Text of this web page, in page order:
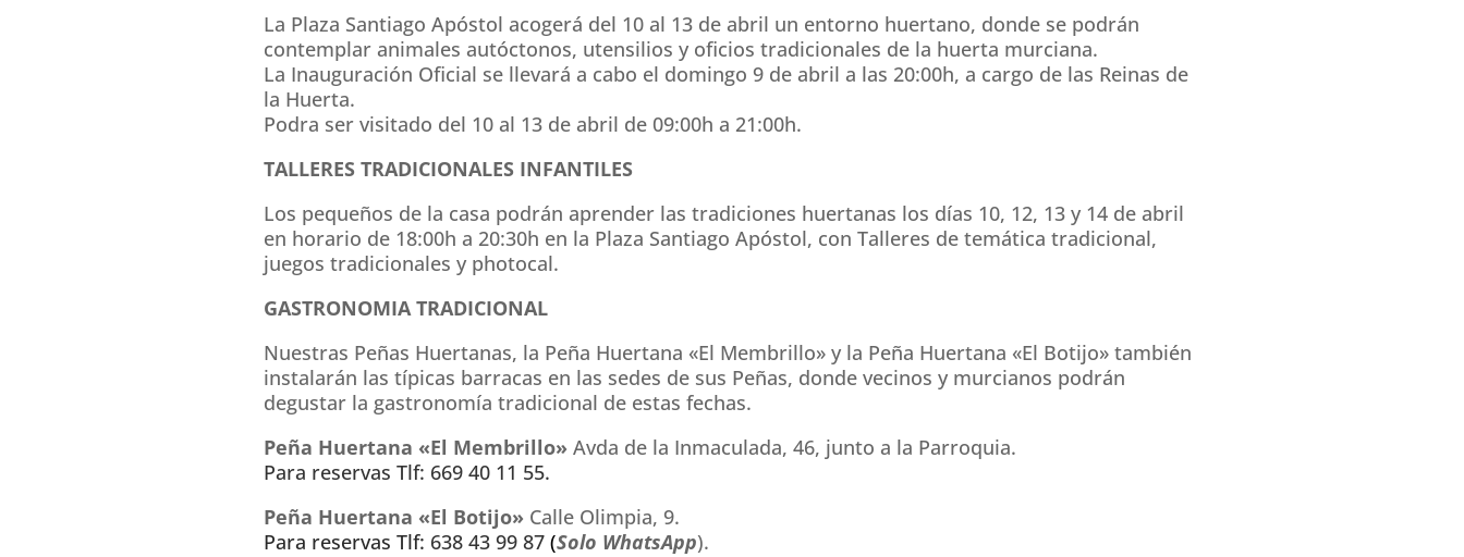
La Plaza Santiago Apóstol acogerá del 10 al 13 de abril un entorno huertano, donde se podrán
contemplar animales autóctonos, utensilios y oficios tradicionales de la huerta murciana.
La Inauguración Oficial se llevará a cabo el domingo 9 de abril a las 20:00h, a cargo de las Reinas de
la Huerta.
Podra ser visitado del 10 al 13 de abril de 09:00h a 21:00h.
TALLERES TRADICIONALES INFANTILES
Los pequeños de la casa podrán aprender las tradiciones huertanas los días 10, 12, 13 y 14 de abril
en horario de 18:00h a 20:30h en la Plaza Santiago Apóstol, con Talleres de temática tradicional,
juegos tradicionales y photocal.
GASTRONOMIA TRADICIONAL
Nuestras Peñas Huertanas, la Peña Huertana «El Membrillo» y la Peña Huertana «El Botijo» también
instalarán las típicas barracas en las sedes de sus Peñas, donde vecinos y murcianos podrán
degustar la gastronomía tradicional de estas fechas.
Peña Huertana «El Membrillo» Avda de la Inmaculada, 46, junto a la Parroquia.
Para reservas Tlf: 669 40 11 55.
Peña Huertana «El Botijo» Calle Olimpia, 9.
Para reservas Tlf: 638 43 99 87 (Solo WhatsApp).